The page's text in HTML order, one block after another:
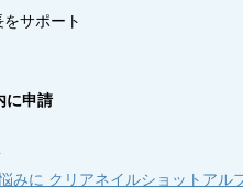
サポート
に申請
みに クリアネイルショットアル